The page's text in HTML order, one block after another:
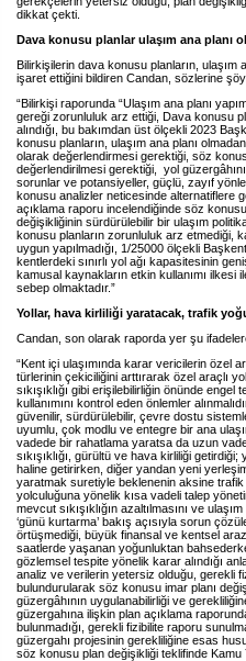
dikkat çekti.
Dava konusu planlar ulaşım ana planı
Bilirkişilerin dava konusu planların, ulaşım
işaret ettiğini bildiren Candan, sözlerine
“Bilirkişi raporunda “Ulaşım ana planı
gereği zorunluluk arz ettiği, Dava konusu
alındığı, bu bakımdan üst ölçekli 2023
konusu planların, ulaşım ana planı
olarak değerlendirmesi gerektiği, söz
değerlendirilmesi gerektiği, yol
sorunlar ve potansiyeller, güçlü, zayıf
konusu analizler neticesinde alternatiflere
açıklama raporu incelendiğinde söz
değişikliğinin sürdürülebilir bir ulaşım
konusu planların zorunluluk arz etmediği,
uygun yapılmadığı, 1/25000 ölçekli
kentlerdeki sınırlı yol ağı kapasitesinin
kamusal kaynakların etkin kullanımı
sebep olmaktadır.”
Yollar, hava kirliliği yaratacak, trafik
Candan, son olarak raporda yer şu
“Kent içi ulaşımında karar vericilerin özel
türlerinin çekiciliğini arttırarak özel araçlı
sıkışıklığı gibi erişilebilirliğin önünde
kullanımını kontrol eden önlemler
güvenilir, sürdürülebilir, çevre dostu
uyumlu, çok modlu ve entegre bir ana
vadede bir rahatlama yaratsa da uzun
sıkışıklığı, gürültü ve hava kirliliği
haline getirirken, diğer yandan yeni
yaratmak suretiyle beklenenin aksine
yolculuğuna yönelik kısa vadeli talep
mevcut sıkışıklığın azaltılmasını ve
‘günü kurtarma’ bakış açısıyla sorun
örtüşmediği, büyük finansal ve kentsel
saatlerde yaşanan yoğunluktan
gözlemsel tespite yönelik karar alındığı
analiz ve verilerin yetersiz olduğu, gerekli
bulundurularak söz konusu imar planı
güzergâhının uygulanabilirliği ve
güzergahına ilişkin plan açıklama
bulunmadığı, gerekli fizibilite raporu
güzergahı projesinin gerekliliğine esas
söz konusu plan değişikliği teklifinde Kamu